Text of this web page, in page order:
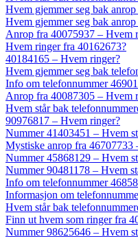
Hvem gjemmer seg bak
Hvem gjemmer seg bak
Anrop fra 40075937 – Hvem
Hvem ringer fra 40162673?
40184165 – Hvem ringer?
Hvem gjemmer seg bak
Info om telefonnummer
Anrop fra 40087305 – Hvem
Hvem står bak
90976817 – Hvem ringer?
Nummer 41403451 – Hvem
Mystiske anrop fra 46707733
Nummer 45868129 – Hvem
Nummer 90481178 – Hvem
Info om telefonnummer
Informasjon om
Hvem står bak
Finn ut hvem som ringer fra
Nummer 98625646 – Hvem